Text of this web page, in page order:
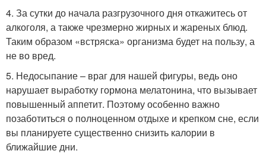
4. За сутки до начала разгрузочного дня откажитесь от
алкоголя, а также чрезмерно жирных и жареных блюд.
Таким образом «встряска» организма будет на пользу, а
не во вред.
5. Недосыпание – враг для нашей фигуры, ведь оно
нарушает выработку гормона мелатонина, что вызывает
повышенный аппетит. Поэтому особенно важно
позаботиться о полноценном отдыхе и крепком сне, если
вы планируете существенно снизить калории в
ближайшие дни.